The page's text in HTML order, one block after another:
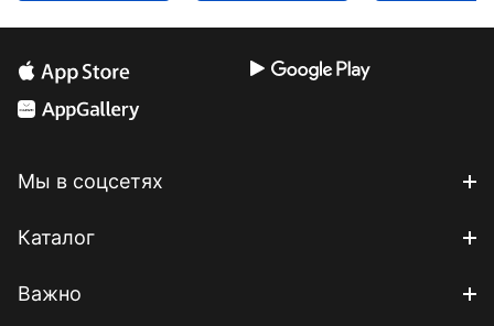
Мы в соцсетях
Каталог
Важно